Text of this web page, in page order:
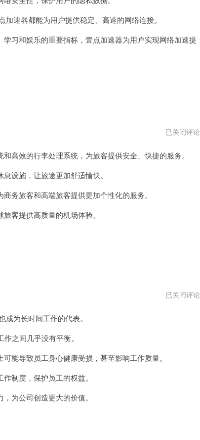
速器都能为用户提供稳定、高速的网络连接。
习和娱乐的重要指标，壹点加速器为用户实现网络加速提
大
国
已关闭评论
效的行李处理系统，为旅客提供安全、快捷的服务。
设施，让旅途更加舒适愉快。
旅客和高端旅客提供更加个性化的服务。
客提供高质量的机场体验。
996
已关闭评论
为长时间工作的代表。
之间几乎没有平衡。
导致员工身心健康受损，甚至影响工作质量。
制度，保护员工的权益。
为公司创造更大的价值。